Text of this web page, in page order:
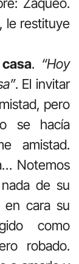
le restituye
. “Hoy
. El invitar
pero
se hacía
amistad.
Notemos
de su
en cara su
como
robado.